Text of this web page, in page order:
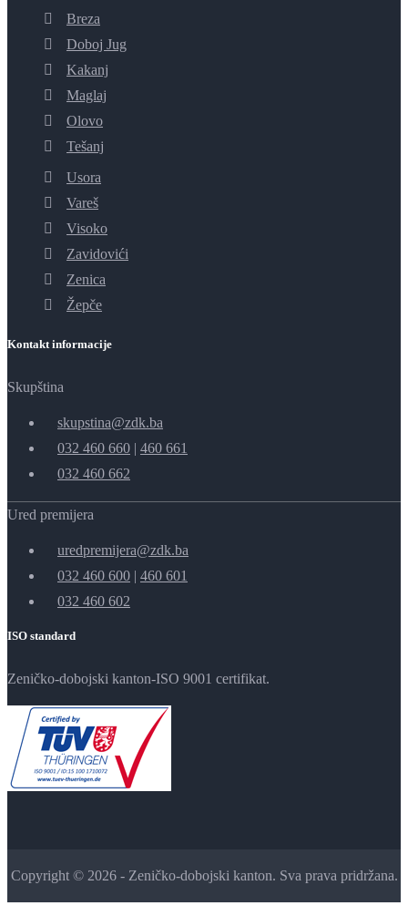
Breza
Doboj Jug
Kakanj
Maglaj
Olovo
Tešanj
Usora
Vareš
Visoko
Zavidovići
Zenica
Žepče
Kontakt informacije
Skupština
skupstina@zdk.ba
032 460 660 | 460 661
032 460 662
Ured premijera
uredpremijera@zdk.ba
032 460 600 | 460 601
032 460 602
ISO standard
Zeničko-dobojski kanton-ISO 9001 certifikat.
Copyright © 2026 - Zeničko-dobojski kanton. Sva prava pridržana.